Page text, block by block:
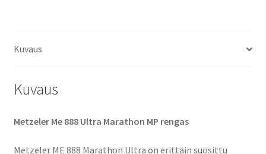
(taka)
Kuvaus
Kuvaus
Metzeler Me 888 Ultra Marathon MP rengas
Metzeler ME 888 Marathon Ultra on erittäin suosittu